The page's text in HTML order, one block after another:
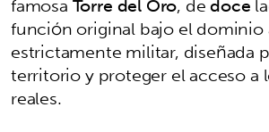
función original bajo el dominio
estrictamente militar, diseñada
territorio y proteger el acceso a
reales.